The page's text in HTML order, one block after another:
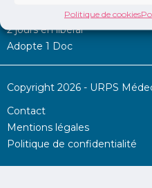
Politique de cookies
2 jours en libéral
Adopte 1 Doc
Copyright 2026 - URPS
Contact
Mentions légales
Politique de confidentialité